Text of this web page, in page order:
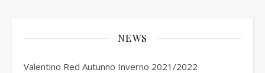
NEWS
Valentino Red Autunno Inverno 2021/2022